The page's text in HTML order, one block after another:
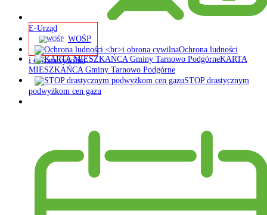
E-Urząd
WOŚP
Ochrona ludności
i obrona cywilna
KARTA
MIESZKAŃCA Gminy Tarnowo Podgórne
STOP drastycznym
podwyżkom cen gazu